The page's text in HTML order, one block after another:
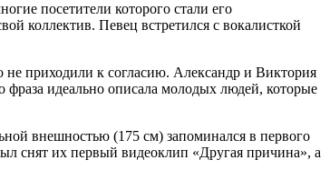
посетители которого стали его
коллектив. Певец встретился с вокалисткой
не приходили к согласию. Александр и Виктория
идеально описала молодых людей, которые
внешностью (175 см) запоминался в первого
снят их первый видеоклип «Другая причина», а